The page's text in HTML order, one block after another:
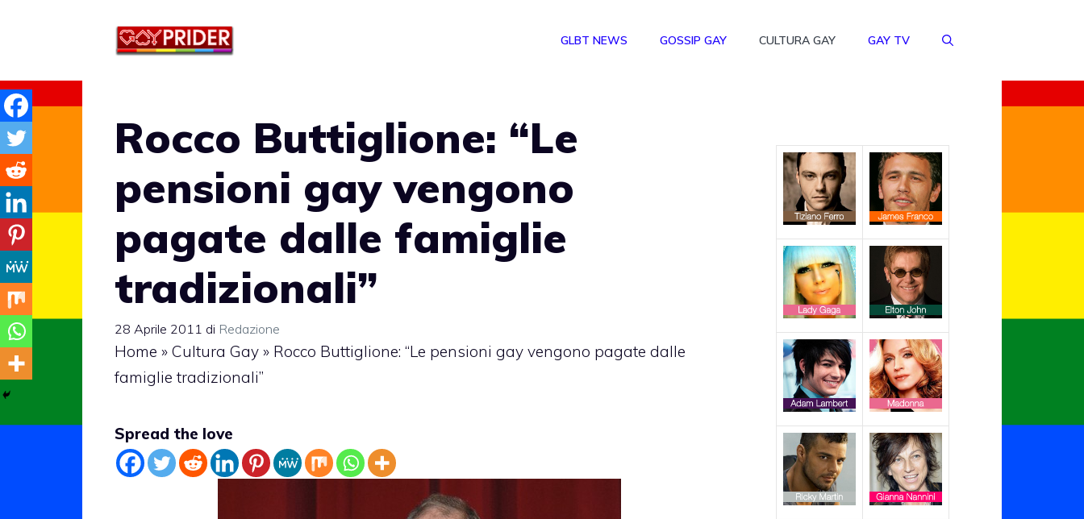
GLBT NEWS GOSSIP GAY CULTURA GAY GAY TV
Rocco Buttiglione: “Le
pensioni gay vengono
pagate dalle famiglie
tradizionali”
28 Aprile 2011 di Redazione
Home » Cultura Gay » Rocco Buttiglione: “Le pensioni gay vengono pagate dalle
famiglie tradizionali”
Spread the love